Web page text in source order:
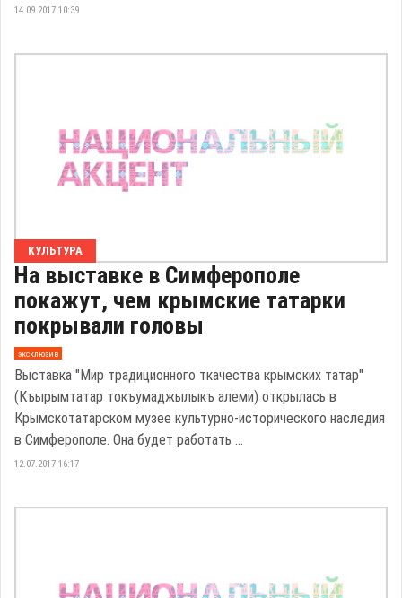
14.09.2017 10:39
КУЛЬТУРА
На выставке в Симферополе
покажут, чем крымские татарки
покрывали головы
эксклюзив
Выставка "Мир традиционного ткачества крымских татар"
(Къырымтатар токъумаджылыкъ алеми) открылась в
Крымскотатарском музее культурно-исторического наследия
в Симферополе. Она будет работать ...
12.07.2017 16:17